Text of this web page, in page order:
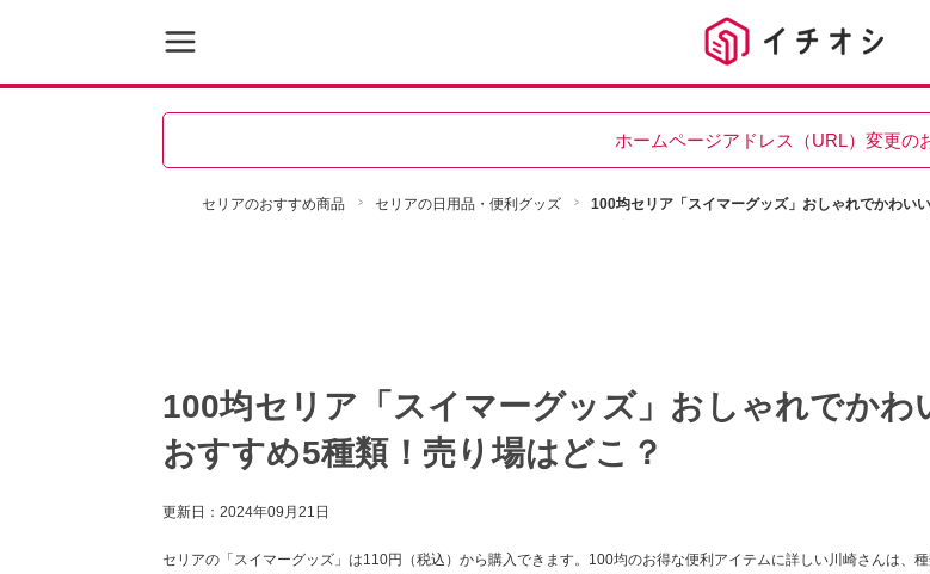
ホームページアドレス（URL）変更の
セリアのおすすめ商品 セリアの日用品・便利グッズ 100均セリア「スイマーグッズ」おしゃれでかわい
100均セリア「スイマーグッズ」おしゃれでかわ
おすすめ5種類！売り場はどこ？
更新日： 2024年09月21日
セリアの「スイマーグッズ」は110円（税込）から購入できます。100均のお得な便利アイテムに詳しい川崎さんは、